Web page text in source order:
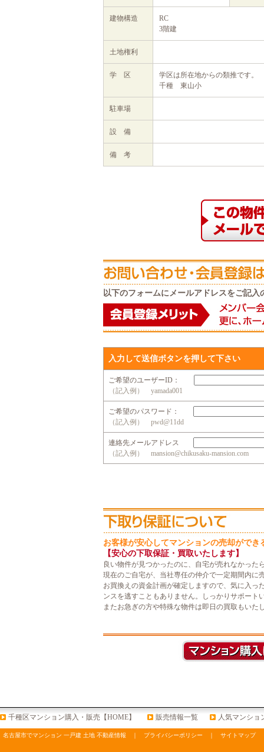
建物構造
RC
3階建
土地権利
学 区
学区は所在地からの類推です。
千種 東山小
駐車場
設 備
備 考
以下のフォームにメールアドレスをご記
入力して送信ボタンを押して下さい
ご希望のユーザーID：
（記入例） yamada001
ご希望のパスワード：
（記入例） pwd@11dd
連絡先メールアドレス
（記入例） mansion@chikusaku-mansion.com
お客様が安心してマンションの売却がで
【安心の下取保証・買取いたします】
良い物件が見つかったのに、自宅が売れなかっ
現在のご自宅が、当社専任の仲介で一定期間内に
お買換えの資金計画が確定しますので、気に入
ンスを逃すこともありません。しっかりサポート
またお急ぎの方や特殊な物件は即日の買取もいた